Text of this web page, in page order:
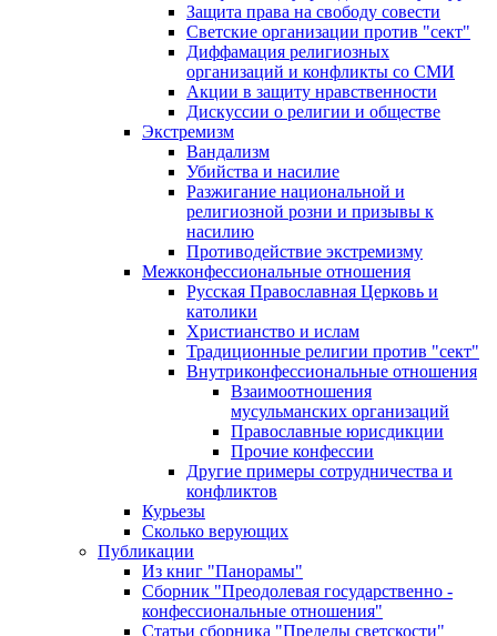
Защита права на свободу совести
Светские организации против "сект"
Диффамация религиозных
организаций и конфликты со СМИ
Акции в защиту нравственности
Дискуссии о религии и обществе
Экстремизм
Вандализм
Убийства и насилие
Разжигание национальной и
религиозной розни и призывы к
насилию
Противодействие экстремизму
Межконфессиональные отношения
Русская Православная Церковь и
католики
Христианство и ислам
Традиционные религии против "сект"
Внутриконфессиональные отношения
Взаимоотношения
мусульманских организаций
Православные юрисдикции
Прочие конфессии
Другие примеры сотрудничества и
конфликтов
Курьезы
Сколько верующих
Публикации
Из книг "Панорамы"
Сборник "Преодолевая государственно -
конфессиональные отношения"
Статьи сборника "Пределы светскости"